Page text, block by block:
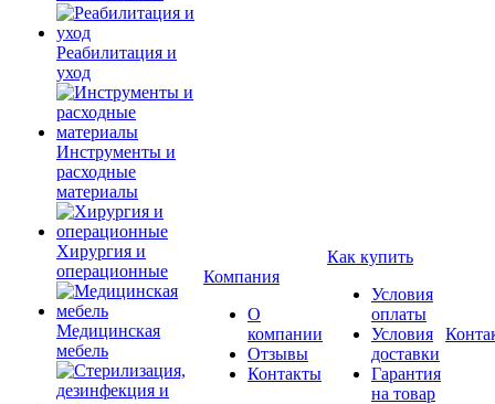
Реабилитация и
уход
Инструменты и
расходные
материалы
Хирургия и
операционные
Медицинская
мебель
Компания
О
компании
Отзывы
Контакты
Как купить
Условия
оплаты
Условия
доставки
Гарантия
на товар